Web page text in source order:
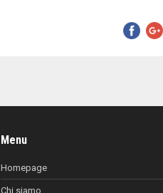
Menu
Homepage
Chi siamo